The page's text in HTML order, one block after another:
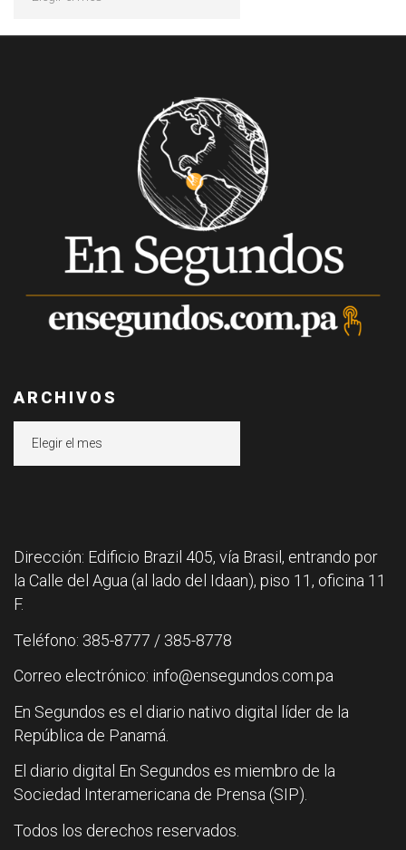
ARCHIVOS
Dirección: Edificio Brazil 405, vía Brasil, entrando por
la Calle del Agua (al lado del Idaan), piso 11, oficina 11
F.
Teléfono: 385-8777 / 385-8778
Correo electrónico: info@ensegundos.com.pa
En Segundos es el diario nativo digital líder de la
República de Panamá.
El diario digital En Segundos es miembro de la
Sociedad Interamericana de Prensa (SIP).
Todos los derechos reservados.